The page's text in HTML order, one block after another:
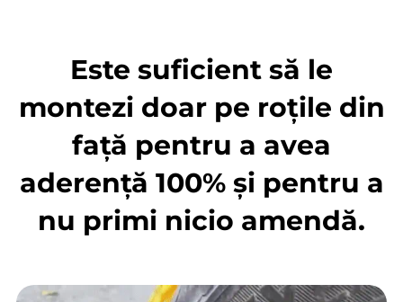
Este suficient să le
montezi doar pe roțile din
față pentru a avea
aderență 100% și pentru a
nu primi nicio amendă.